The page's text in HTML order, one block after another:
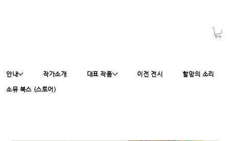
안내 작가소개 대표 작품 이전 전시 할망의 소리
소뮤 북스 (스토어)